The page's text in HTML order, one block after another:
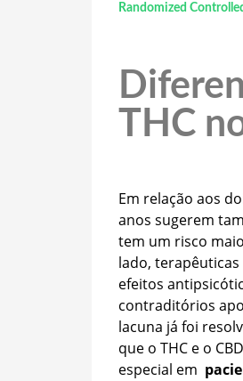
Randomized
THC
Em relação aos
anos sugerem
tem um risco
lado, terapêuticas
efeitos
contraditórios
lacuna já foi
que o THC e o
especial em